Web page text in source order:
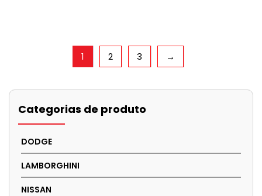
Categorias de produto
DODGE
LAMBORGHINI
NISSAN
1 2 3 →